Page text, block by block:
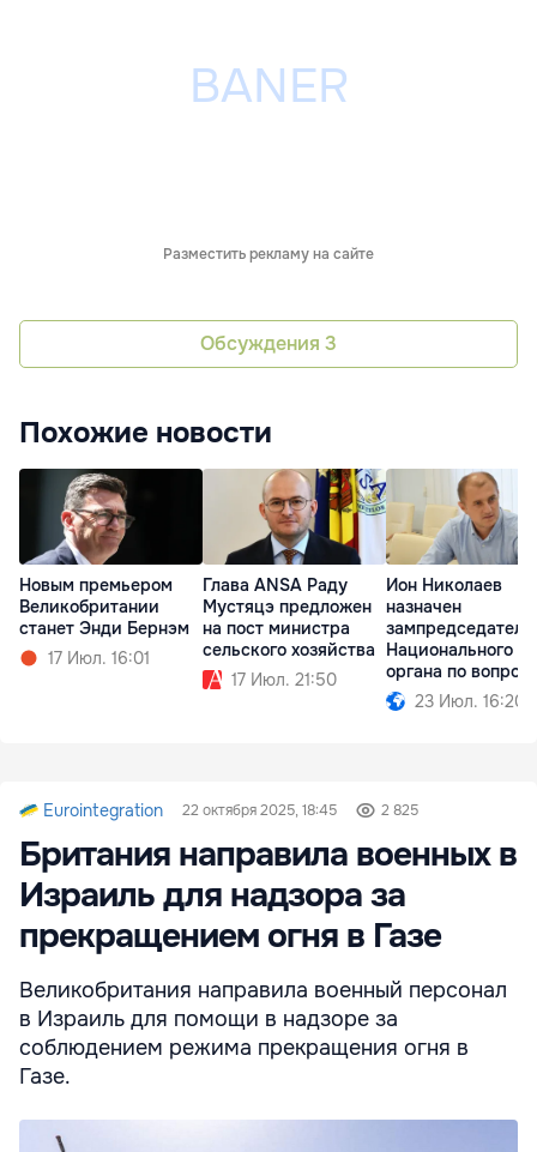
Разместить рекламу на сайте
Обсуждения 3
Похожие новости
Новым премьером
Великобритании
станет Энди Бернэм
17 Июл. 16:01
Глава ANSA Раду
Мустяцэ предложен
на пост министра
сельского хозяйства
17 Июл. 21:50
Ион Николаев
назначен
зампредседателя
Национального
органа по
неподкупности
23 Июл. 16:20
Eurointegration 22 октября 2025, 18:45 2 825
Британия направила военных в
Израиль для надзора за
прекращением огня в Газе
Великобритания направила военный персонал
в Израиль для помощи в надзоре за
соблюдением режима прекращения огня в
Газе.